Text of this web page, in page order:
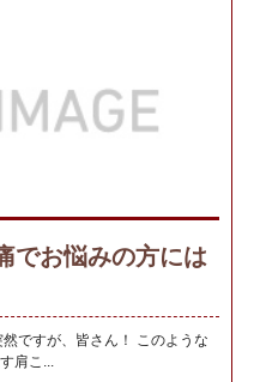
でお悩みの方には
ですが、皆さん！ このような
肩こ...